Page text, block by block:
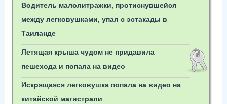
Водитель малолитражки, протиснувшейся
между легковушками, упал с эстакады в
Таиланде
Летящая крыша чудом не придавила
пешехода и попала на видео
Искрящаяся легковушка попала на видео на
китайской магистрали